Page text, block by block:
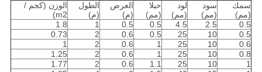
سمك
(مم)
سود
(مم)
لود
(مم)
حبلا
(مم)
العرض
(م)
الطول
(م)
الوزن (كجم /
m2)
0.5
2.5
4.5
0.5
0.5
1
1.8
0.5
10
25
0.5
0.6
2
0.73
0.6
10
25
1
0.6
2
1
0.8
10
25
1
0.6
2
1.25
1
10
25
1.1
0.6
2
1.77